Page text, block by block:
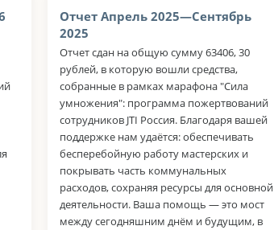
Отчет Апрель 2025—Сентябрь
2025
Отчет сдан на общую сумму 63406, 30
рублей, в которую вошли средства,
собранные в рамках марафона "Сила
умножения": программа пожертвований
сотрудников JTI Россия. Благодаря вашей
поддержке нам удаётся: обеспечивать
бесперебойную работу мастерских и
покрывать часть коммунальных
расходов, сохраняя ресурсы для основной
деятельности. Ваша помощь — это мост
между сегодняшним днём и будущим, в